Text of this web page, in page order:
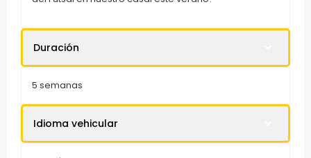
Duración
5 semanas
Idioma vehicular